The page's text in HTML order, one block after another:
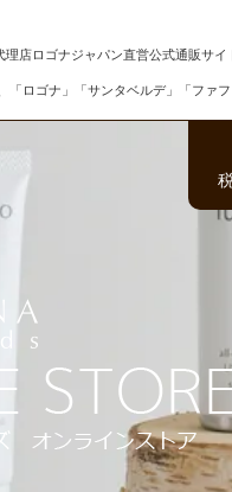
店ロゴナジャパン直営公式通販サイ
「ロゴナ」「サンタベルデ」「ファ